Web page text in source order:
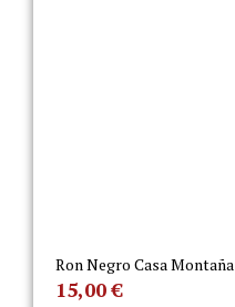
Ron Negro Casa Montaña
15,00€